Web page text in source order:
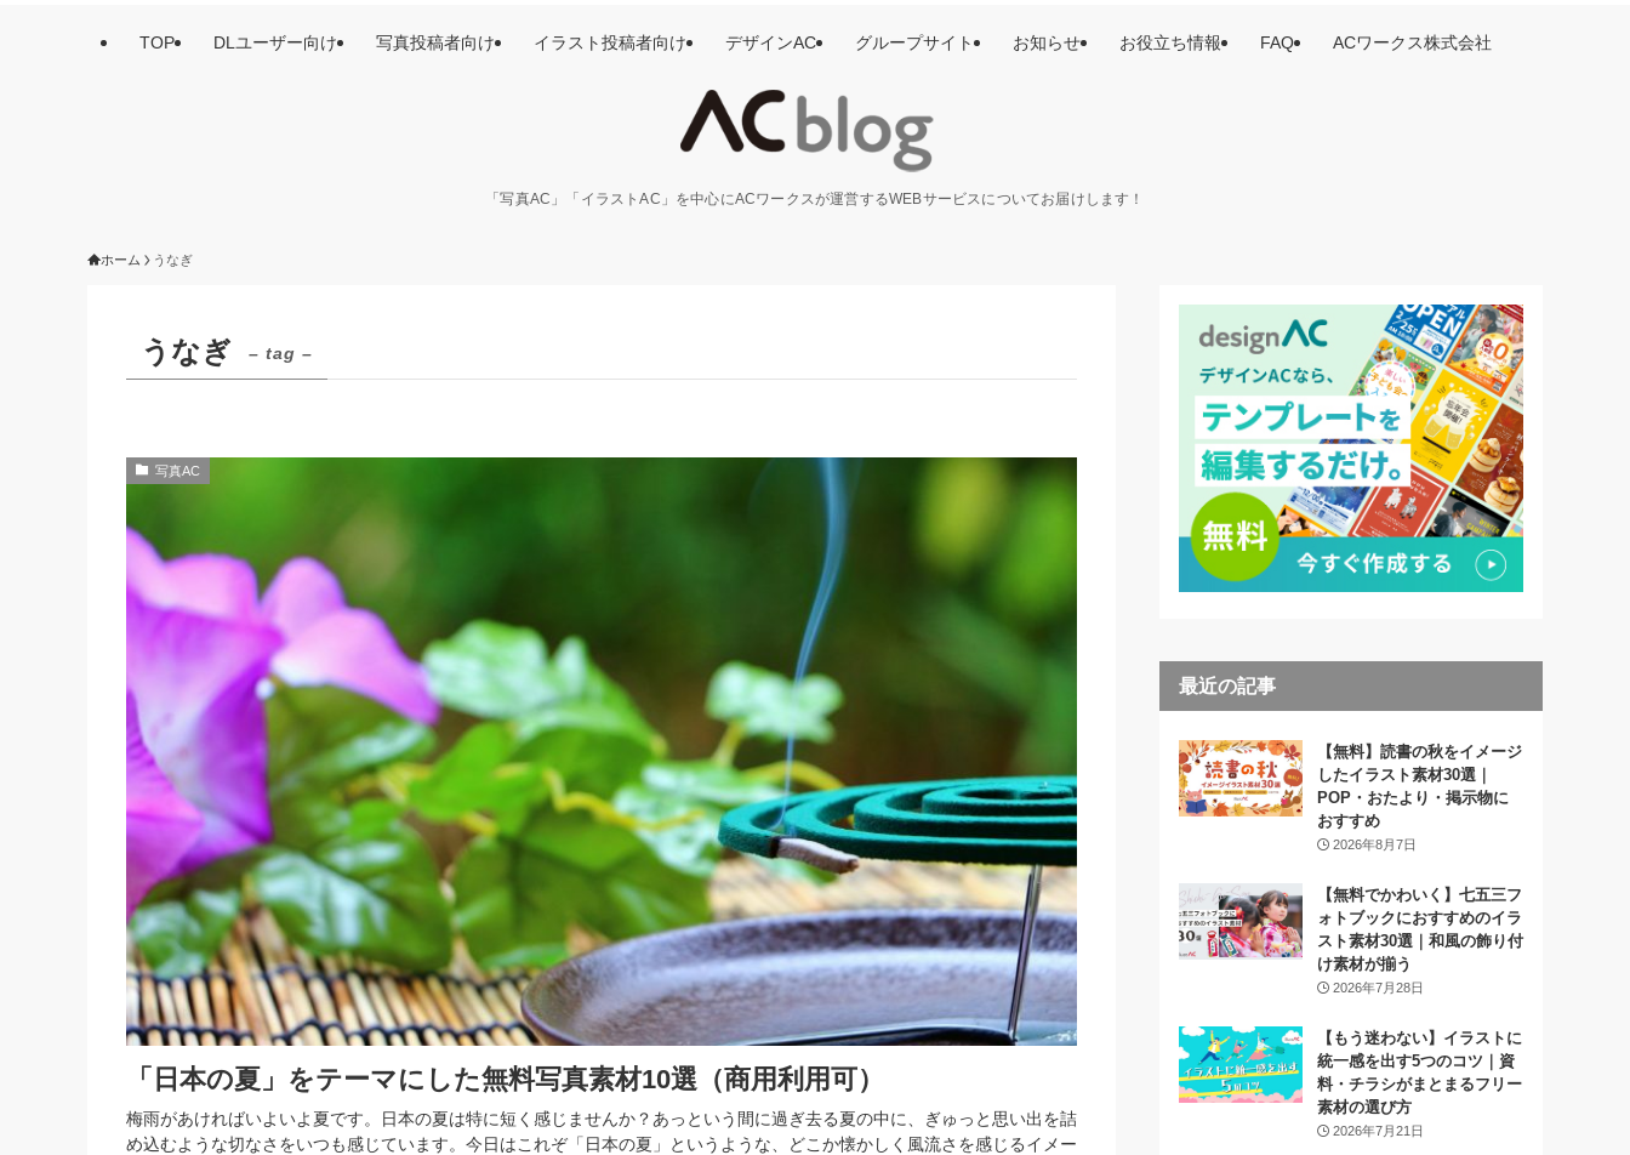
「写真AC」「イラストAC」を中心にACワークスが運営するWEBサービスについてお届けします！
TOP DLユーザー向け 写真投稿者向け イラスト投稿者向け デザインAC グループサイト お知らせ お役立ち情報 FAQ ACワークス株式会社
ホーム うなぎ
うなぎ – tag –
写真AC
「日本の夏」をテーマにした無料写真素材10選（商用利用可）
梅雨があければいよいよ夏です。日本の夏は特に短く感じませんか？あっという間に過ぎ去る夏の中に、ぎゅっと思い出を詰
め込むような切なさをいつも感じています。今日はこれぞ「日本の夏」というような、どこか懐かしく風流さを感じるイメー
最近の記事
【無料】読書の秋をイメージ
したイラスト素材30選｜
POP・おたより・掲示物に
おすすめ
2026年8月7日
【無料でかわいく】七五三フ
ォトブックにおすすめのイラ
スト素材30選｜和風の飾り付
け素材が揃う
2026年7月28日
【もう迷わない】イラストに
統一感を出す5つのコツ｜資
料・チラシがまとまるフリー
素材の選び方
2026年7月21日